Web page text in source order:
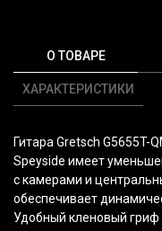
О ТОВАРЕ
ХАРАКТЕРИСТИКИ
Гитара Gretsch G5655T-
Speyside имеет
с камерами и
обеспечивает
Удобный кленовый гриф